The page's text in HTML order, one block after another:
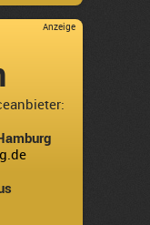
Anzeige